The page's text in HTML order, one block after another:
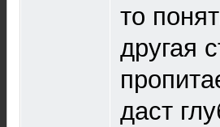
то
другая
даст